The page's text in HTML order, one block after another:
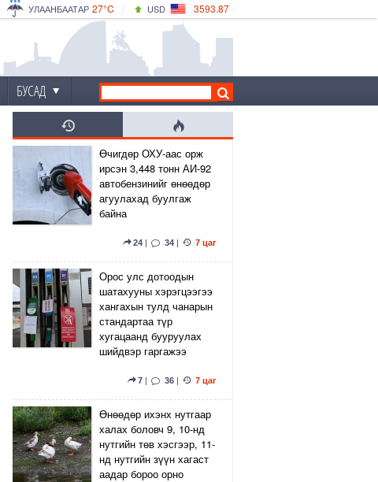
27°C
УЛААНБААТАР
29°C
ДАРХАН
24°C
ЭРДЭНЭТ
USD 3593.87
4141.04
БУСАД
Өчигдөр ОХУ-аас орж
ирсэн 3,448 тонн АИ-92
автобензинийг өнөөдөр
агуулахад буулгаж
байна
24 | 34 | 7 цаг
Орос улс дотоодын
шатахууны хэрэгцээгээ
хангахын тулд чанарын
стандартаа түр
хугацаанд бууруулах
шийдвэр гаргажээ
7 | 36 | 7 цаг
Өнөөдөр ихэнх нутгаар
халах боловч 9, 10-нд
нутгийн төв хэсгээр, 11-
нд нутгийн зүүн хагаст
аадар бороо орно